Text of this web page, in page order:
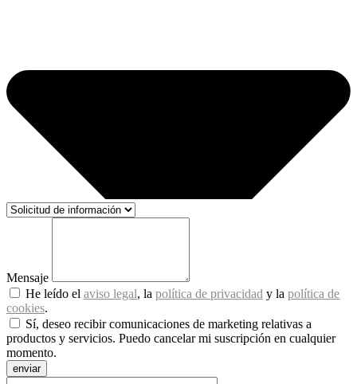
Mensaje
He leído el aviso legal, la política de privacidad y la política de
cookies.
Sí, deseo recibir comunicaciones de marketing relativas a
productos y servicios. Puedo cancelar mi suscripción en cualquier
momento.
enviar